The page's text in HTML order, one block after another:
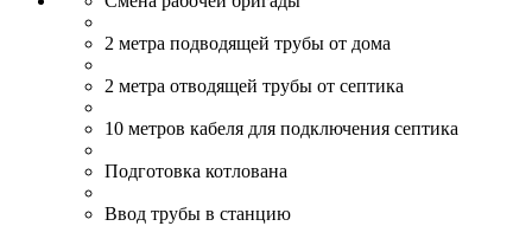
2 метра подводящей трубы от дома
2 метра отводящей трубы от септика
10 метров кабеля для подключения септика
Подготовка котлована
Ввод трубы в станцию